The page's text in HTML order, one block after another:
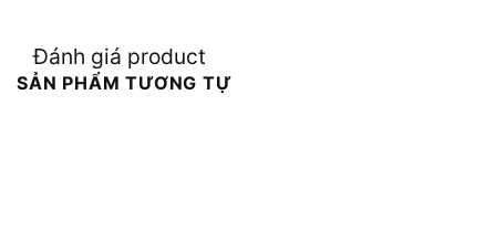
Đánh giá product
SẢN PHẨM TƯƠNG TỰ